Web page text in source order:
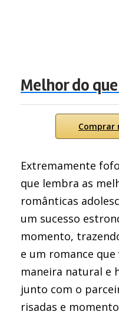
Melhor do
Comprar
Extremamente
que lembra as
românticas
um sucesso
momento,
e um romance
maneira natural e
junto com o
risadas e